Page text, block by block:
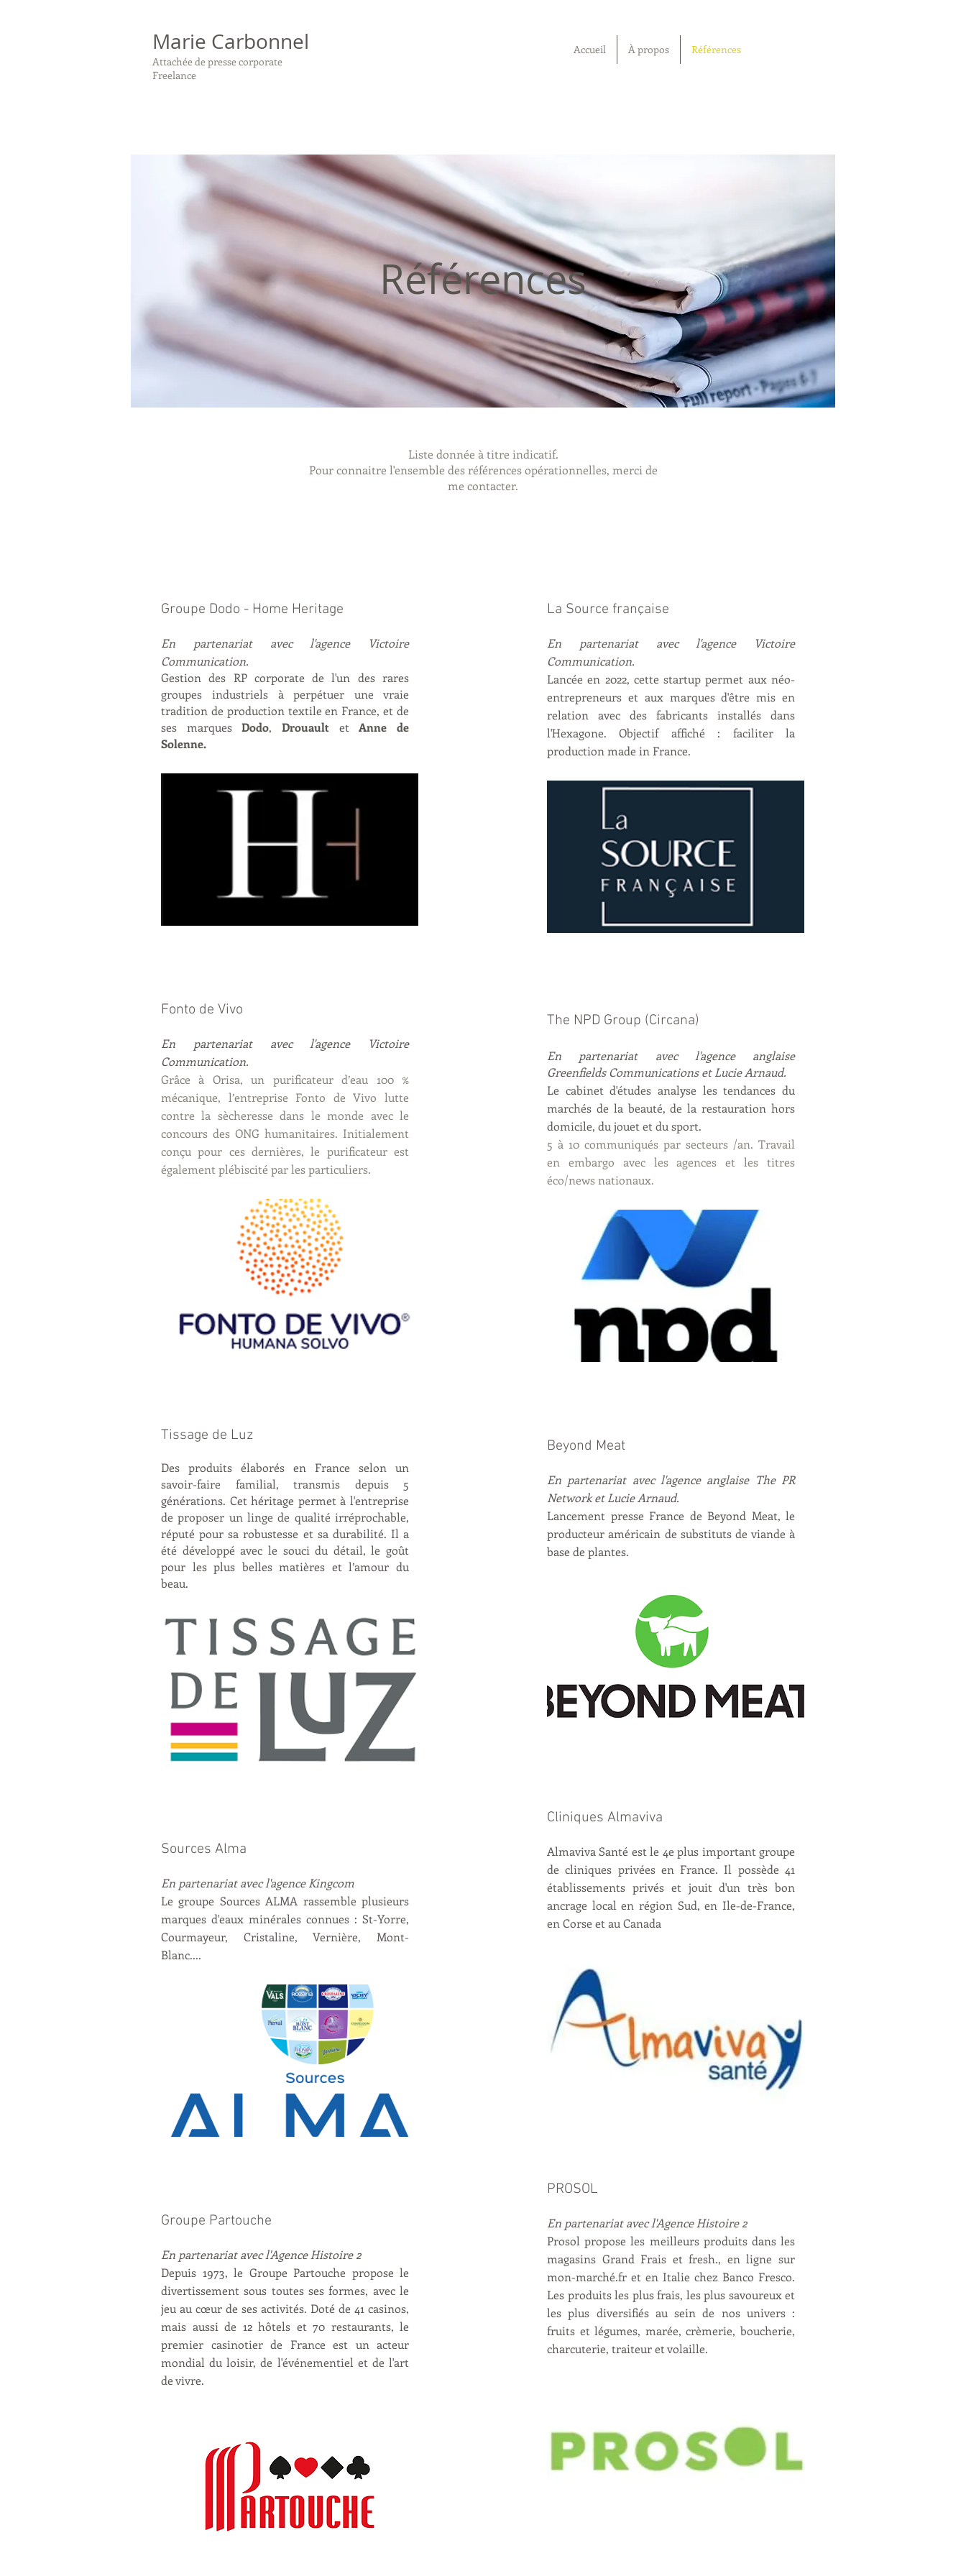
Marie Carbonnel
Attachée de presse corporate
Freelance
Accueil À propos Références
Références
Liste donnée à titre indicatif.
Pour connaitre l'ensemble des références opérationnelles, merci de
me contacter.
Groupe Dodo - Home Heritage
En partenariat avec l'agence Victoire
Communication.
Gestion des RP corporate de l'un des rares
groupes industriels à perpétuer une vraie
tradition de production textile en France, et de
ses marquesDodo,Drouault etAnne de
Solenne.
Fonto de Vivo
En partenariat avec l'agence Victoire
Communication.
Grâce à Orisa, un purificateur d’eau 100 %
mécanique, l’entreprise Fonto de Vivo lutte
contre la sècheresse dans le monde avec le
concours des ONG humanitaires. Initialement
conçu pour ces dernières, le purificateur est
également plébiscité par les particuliers.
Tissage de Luz
Des produits élaborés en France selon un
savoir-faire familial, transmis depuis 5
générations. Cet héritage permet à l'entreprise
de proposer un linge de qualité irréprochable,
réputé pour sa robustesse et sa durabilité. Il a
été développé avec le souci du détail, le goût
pour les plus belles matières et l’amour du
beau.
Sources Alma
En partenariat avec l'agence Kingcom
Le groupe Sources ALMA rassemble plusieurs
marques d'eaux minérales connues : St-Yorre,
Courmayeur, Cristaline, Vernière, Mont-
Blanc....
Groupe Partouche
En partenariat avec l'Agence Histoire 2
Depuis 1973, le Groupe Partouche propose le
divertissement sous toutes ses formes, avec le
jeu au cœur de ses activités. Doté de 41 casinos,
mais aussi de 12 hôtels et 70 restaurants, le
premier casinotier de France est un acteur
mondial du loisir, de l'événementiel et de l'art
de vivre.
La Source française
En partenariat avec l'agence Victoire
Communication.
Lancée en 2022, cette startup permet aux néo-
entrepreneurs et aux marques d'être mis en
relation avec des fabricants installés dans
l'Hexagone. Objectif affiché : faciliter la
production made in France.
The NPD Group (Circana)
En partenariat avec l'agence anglaise
Greenfields Communications et Lucie Arnaud.
Le cabinet d'études analyse les tendances du
marchés de la beauté, de la restauration hors
domicile, du jouet et du sport.
5 à 10 communiqués par secteurs /an. Travail
en embargo avec les agences et les titres
éco/news nationaux.
Beyond Meat
En partenariat avec l'agence anglaise The PR
Network et Lucie Arnaud.
Lancement presse France de Beyond Meat, le
producteur américain de substituts de viande à
base de plantes.
Cliniques Almaviva
Almaviva Santé est le 4e plus important groupe
de cliniques privées en France. Il possède 41
établissements privés et jouit d'un très bon
ancrage local en région Sud, en Ile-de-France,
en Corse et au Canada
PROSOL
En partenariat avec l'Agence Histoire 2
Prosol propose les meilleurs produits dans les
magasins Grand Frais et fresh., en ligne sur
mon-marché.fr et en Italie chez Banco Fresco.
Les produits les plus frais, les plus savoureux et
les plus diversifiés au sein de nos univers :
fruits et légumes, marée, crèmerie, boucherie,
charcuterie, traiteur et volaille.